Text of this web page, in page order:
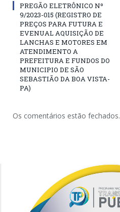
PREGÃO ELETRÔNICO Nº
9/2023-015 (REGISTRO DE
PREÇOS PARA FUTURA E
EVENUAL AQUISIÇÃO DE
LANCHAS E MOTORES EM
ATENDIMENTO A
PREFEITURA E FUNDOS DO
MUNICIPIO DE SÃO
SEBASTIÃO DA BOA VISTA-
PA)
Os comentários estão fechados.